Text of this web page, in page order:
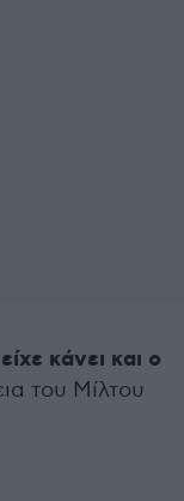
κάνει και ο
του Μίλτου